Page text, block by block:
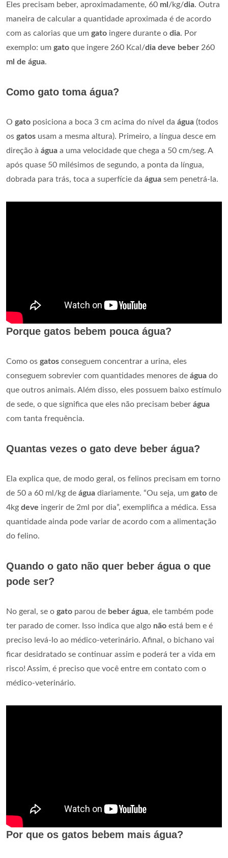
Eles precisam beber, aproximadamente, 60 ml /kg/dia. Outra
maneira de calcular a quantidade aproximada é de acordo
com as calorias que um gato ingere durante o dia. Por
exemplo: um gato que ingere 260 Kcal/dia deve beber 260
ml de água.
Como gato toma água?
O gato posiciona a boca 3 cm acima do nível da água (todos
os gatos usam a mesma altura). Primeiro, a língua desce em
direção à água a uma velocidade que chega a 50 cm/seg. A
após quase 50 milésimos de segundo, a ponta da língua,
dobrada para trás, toca a superfície da água sem penetrá-la.
Porque gatos bebem pouca água?
Como os gatos conseguem concentrar a urina, eles
conseguem sobrevier com quantidades menores de água do
que outros animais. Além disso, eles possuem baixo estímulo
de sede, o que significa que eles não precisam beber água
com tanta frequência.
Quantas vezes o gato deve beber água?
Ela explica que, de modo geral, os felinos precisam em torno
de 50 a 60 ml/kg de água diariamente. “Ou seja, um gato de
4kg deve ingerir de 2ml por dia”, exemplifica a médica. Essa
quantidade ainda pode variar de acordo com a alimentação
do felino.
Quando o gato não quer beber água o que
pode ser?
No geral, se o gato parou de beber água, ele também pode
ter parado de comer. Isso indica que algo não está bem e é
preciso levá-lo ao médico-veterinário. Afinal, o bichano vai
ficar desidratado se continuar assim e poderá ter a vida em
risco! Assim, é preciso que você entre em contato com o
médico-veterinário.
Por que os gatos bebem mais água?